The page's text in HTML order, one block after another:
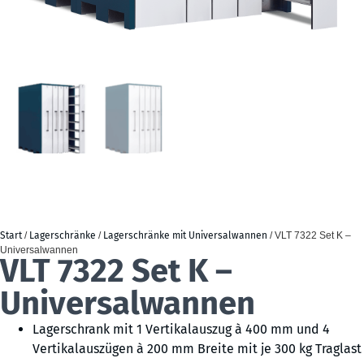
Start/ Lagerschränke / Lagerschränke mit Universalwannen / VLT 7322 Set K –
Universalwannen
VLT 7322 Set K –
Universalwannen
Lagerschrank mit 1 Vertikalauszug à 400 mm und 4
Vertikalauszügen à 200 mm Breite mit je 300 kg Traglast